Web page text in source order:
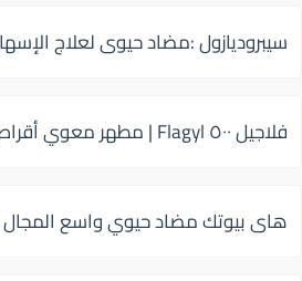
سيبروديازول :مضاد حيوى لعلاج
فلاجيل ٥٠٠ Flagyl | مطهر معوي أقراص وشراب
هاى بيوتك مضاد حيوي واسع المجال